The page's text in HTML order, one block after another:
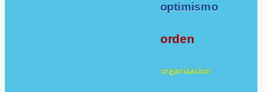
optimismo
orden
organizacion